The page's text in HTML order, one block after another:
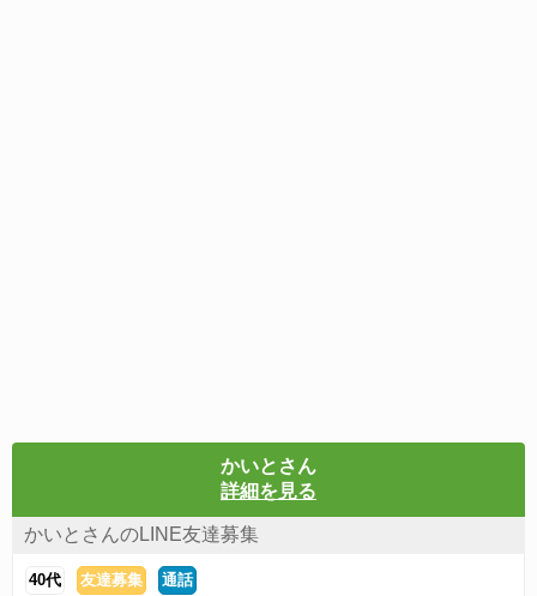
かいとさん
詳細を見る
かいとさんのLINE友達募集
40代 友達募集 通話